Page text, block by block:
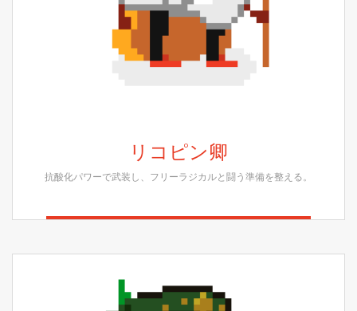
リコピン卿
抗酸化パワーで武装し、フリーラジカルと闘う準備を整える。